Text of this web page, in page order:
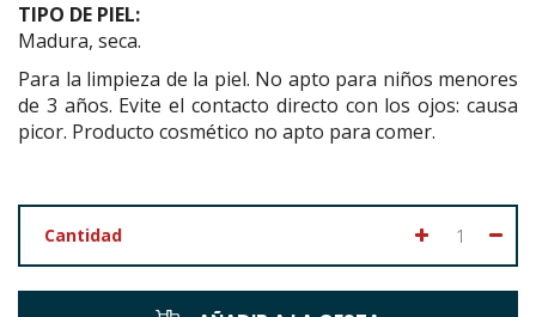
TIPO DE PIEL:
Madura, seca.
Para la limpieza de la piel. No apto para niños menores
de 3 años. Evite el contacto directo con los ojos: causa
picor. Producto cosmético no apto para comer.
Cantidad